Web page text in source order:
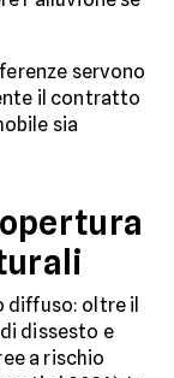
servono
il contratto
sia
diffuso: oltre il
dissesto e
a rischio